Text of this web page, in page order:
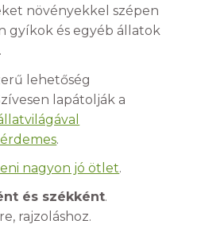
növényekkel szépen
gyíkok és egyéb állatok
lehetőség
lapátolják a
.
nagyon jó ötlet.
és székként.
rajzoláshoz.